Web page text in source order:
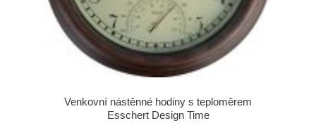
Venkovní nástěnné hodiny s teploměrem
Esschert Design Time